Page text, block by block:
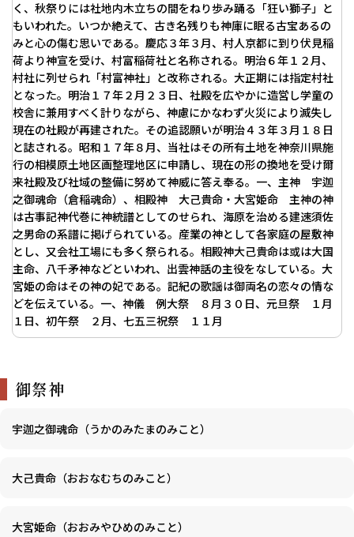
く、秋祭りには社地内木立ちの間をねり歩み踊る「狂い獅子」と
もいわれた。いつか絶えて、古き名残りも神庫に眠る古宝あるの
みと心の傷む思いである。慶応３年３月、村人京都に到り伏見稲
荷より神宣を受け、村富稲荷社と名称される。明治６年１２月、
村社に列せられ「村富神社」と改称される。大正期には指定村社
となった。明治１７年２月２３日、社殿を広やかに造営し学童の
校舎に兼用すべく計りながら、神慮にかなわず火災により滅失し
現在の社殿が再建された。その追認願いが明治４３年３月１８日
と誌される。昭和１７年８月、当社はその所有土地を神奈川県施
行の相模原土地区画整理地区に申請し、現在の形の換地を受け爾
来社殿及び社域の整備に努めて神威に答え奉る。一、主神 宇迦
之御魂命（倉稲魂命）、相殿神 大己貴命・大宮姫命 主神の神
は古事記神代巻に神統譜としてのせられ、海原を治める建速須佐
之男命の系譜に掲げられている。産業の神として各家庭の屋敷神
とし、又会社工場にも多く祭られる。相殿神大己貴命は或は大国
主命、八千矛神などといわれ、出雲神話の主役をなしている。大
宮姫の命はその神の妃である。記紀の歌謡は御両名の恋々の情な
どを伝えている。一、神儀 例大祭 ８月３０日、元旦祭 １月
１日、初午祭 ２月、七五三祝祭 １１月
御祭神
宇迦之御魂命（うかのみたまのみこと）
大己貴命（おおなむちのみこと）
大宮姫命（おおみやひめのみこと）